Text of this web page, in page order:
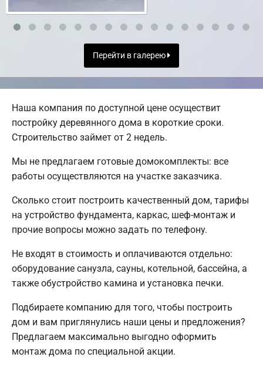
Перейти в галерею
Наша компания по доступной цене осуществит
постройку деревянного дома в короткие сроки.
Строительство займет от 2 недель.
Мы не предлагаем готовые домокомплекты: все
работы осуществляются на участке заказчика.
Сколько стоит построить качественный дом, тарифы
на устройство фундамента, каркас, шеф-монтаж и
прочие вопросы можно задать по телефону.
Не входят в стоимость и оплачиваются отдельно:
оборудование санузла, сауны, котельной, бассейна, а
также обустройство камина и установка печки.
Подбираете компанию для того, чтобы построить
дом и вам приглянулись наши цены и предложения?
Предлагаем максимально выгодно оформить
монтаж дома по специальной акции.